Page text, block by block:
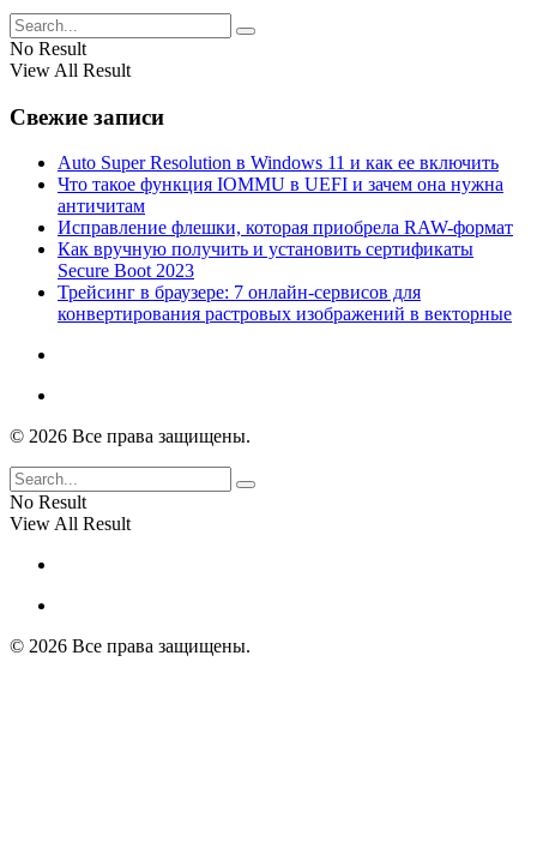
No Result
View All Result
Свежие записи
Auto Super Resolution в Windows 11 и как ее включить
Что такое функция IOMMU в UEFI и зачем она нужна
античитам
Исправление флешки, которая приобрела RAW-формат
Как вручную получить и установить сертификаты
Secure Boot 2023
Трейсинг в браузере: 7 онлайн-сервисов для
конвертирования растровых изображений в векторные
© 2026 Все права защищены.
No Result
View All Result
© 2026 Все права защищены.